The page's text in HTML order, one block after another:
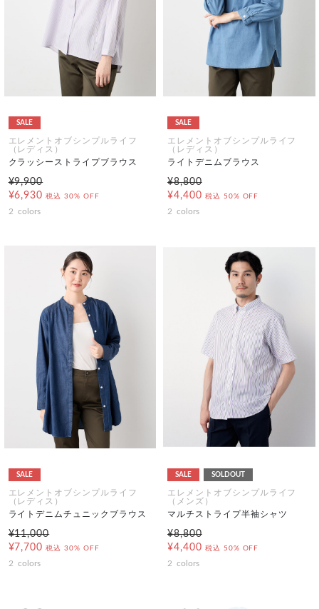
SALE
エレメントオブシンプルライフ
（レディス）
クラッシーストライプブラウス
¥9,900
¥6,930 税込 30% OFF
2 colors
SALE
エレメントオブシンプルライフ
（レディス）
ライトデニムブラウス
¥8,800
¥4,400 税込 50% OFF
2 colors
SALE
エレメントオブシンプルライフ
（レディス）
ライトデニムチュニックブラウス
¥11,000
¥7,700 税込 30% OFF
2 colors
SALE SOLDOUT
エレメントオブシンプルライフ
（メンズ）
マルチストライプ半袖シャツ
¥8,800
¥4,400 税込 50% OFF
2 colors